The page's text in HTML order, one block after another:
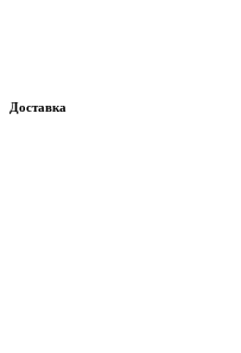
Доставка